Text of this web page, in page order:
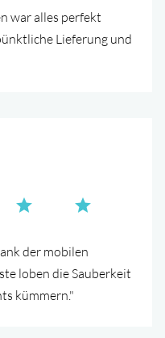
war alles perfekt
Lieferung und
der mobilen
loben die Sauberkeit
kümmern."